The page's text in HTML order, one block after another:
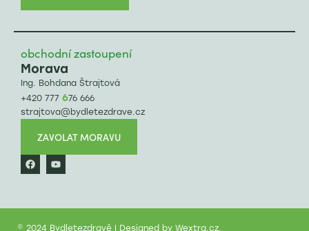
obchodní zastoupení
Morava
Ing. Bohdana Štrajtová
+420 777676 666
strajtova@bydletezdrave.cz
ZAVOLAT MORAVU
© 2024 Bydletezdravě | Designed byWextra.cz.